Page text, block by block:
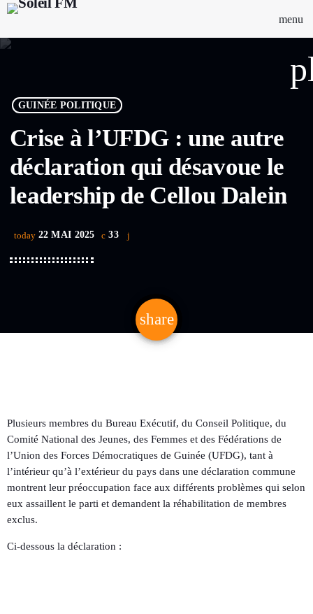
menu
GUINÉE POLITIQUE
Crise à l’UFDG : une autre
déclaration qui désavoue le
leadership de Cellou Dalein
today 22 MAI 2025 33
share
email
Plusieurs membres du Bureau Exécutif, du Conseil Politique, du
Comité National des Jeunes, des Femmes et des Fédérations de
l’Union des Forces Démocratiques de Guinée (UFDG), tant à
l’intérieur qu’à l’extérieur du pays dans une déclaration commune
montrent leur préoccupation face aux différents problèmes qui selon
eux assaillent le parti et demandent la réhabilitation de membres
exclus.
Ci-dessous la déclaration :